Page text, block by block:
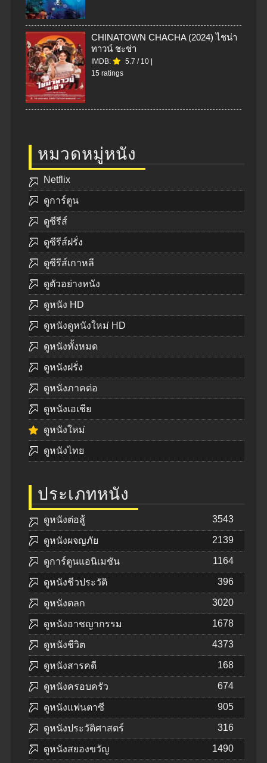
CHINATOWN CHACHA (2024) ไชน่า
ทาวน์ ชะช่า
IMDB: 5.7 / 10 |
15 ratings
หมวดหมู่หนัง
Netflix
ดูการ์ตูน
ดูซีรีส์
ดูซีรีส์ฝรั่ง
ดูซีรีส์เกาหลี
ดูตัวอย่างหนัง
ดูหนัง HD
ดูหนังดูหนังใหม่ HD
ดูหนังทั้งหมด
ดูหนังฝรั่ง
ดูหนังภาคต่อ
ดูหนังเอเชีย
ดูหนังใหม่
ดูหนังไทย
ประเภทหนัง
ดูหนังต่อสู้ 3543
ดูหนังผจญภัย 2139
ดูการ์ตูนแอนิเมชัน 1164
ดูหนังชีวประวัติ 396
ดูหนังตลก 3020
ดูหนังอาชญากรรม 1678
ดูหนังชีวิต 4373
ดูหนังสารคดี 168
ดูหนังครอบครัว 674
ดูหนังแฟนตาซี 905
ดูหนังประวัติศาสตร์ 316
ดูหนังสยองขวัญ 1490